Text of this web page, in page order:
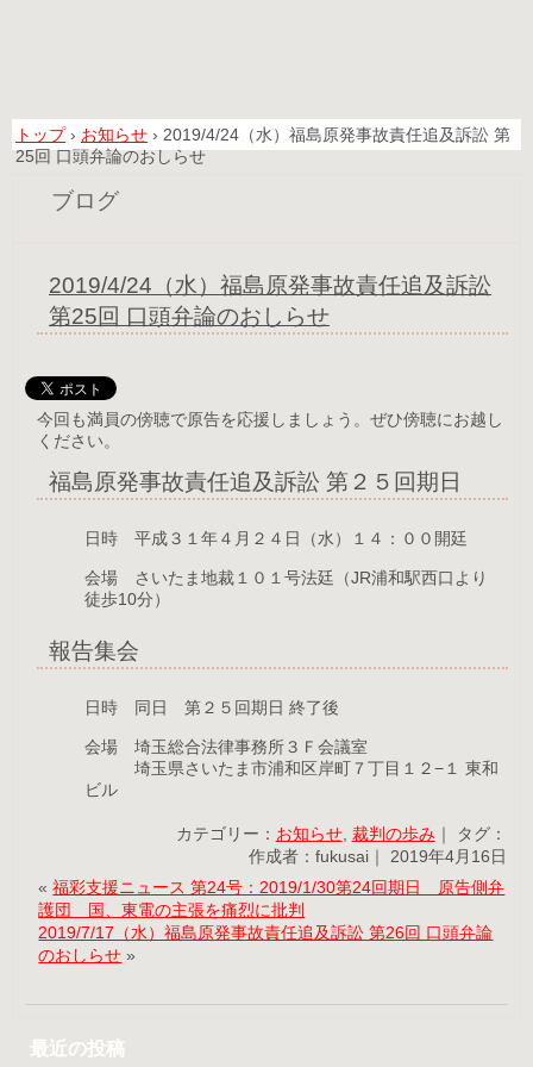
トップ› お知らせ › 2019/4/24（水）福島原発事故責任追及訴訟 第
25回 口頭弁論のおしらせ
ブログ
2019/4/24（水）福島原発事故責任追及訴訟
第25回 口頭弁論のおしらせ
今回も満員の傍聴で原告を応援しましょう。ぜひ傍聴にお越し
ください。
福島原発事故責任追及訴訟 第２５回期日
日時 平成３１年４月２４日（水）１４：００開廷
会場 さいたま地裁１０１号法廷（JR浦和駅西口より
徒歩10分）
報告集会
日時 同日 第２５回期日 終了後
会場 埼玉総合法律事務所３Ｆ会議室
埼玉県さいたま市浦和区岸町７丁目１２−１ 東和
ビル
カテゴリー： お知らせ, 裁判の歩み ｜ タグ：
作成者：fukusai｜ 2019年4月16日
«福彩支援ニュース 第24号：2019/1/30第24回期日 原告側弁
護団 国、東電の主張を痛烈に批判
2019/7/17（水）福島原発事故責任追及訴訟 第26回 口頭弁論
のおしらせ »
最近の投稿